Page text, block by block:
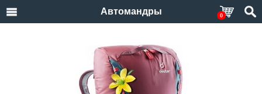
Автомандры 0